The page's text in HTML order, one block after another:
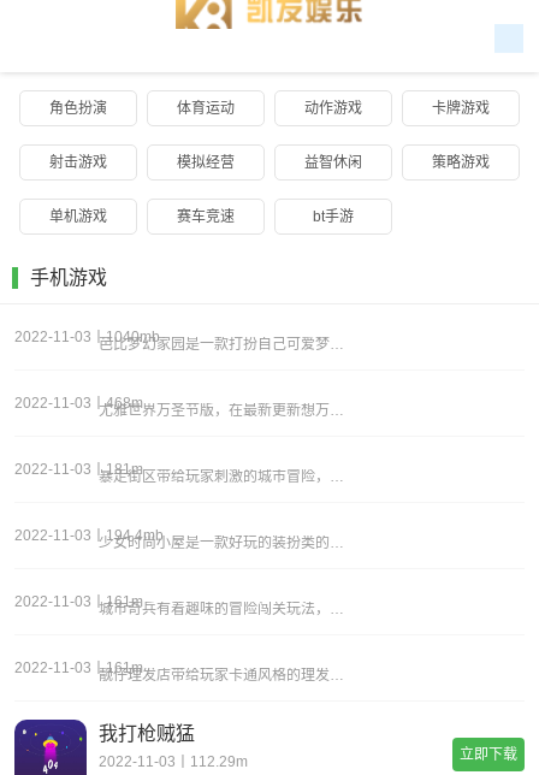
角色扮演 体育运动 动作游戏 卡牌游戏
射击游戏 模拟经营 益智休闲 策略游戏
单机游戏 赛车竞速 bt手游
手机游戏
2022-11-03丨1040mb 芭比梦幻家园是一款打扮自己可爱梦幻小屋的装扮类型的游戏，游戏中玩家们需要装扮自己的小家园，这里的主角是芭比噢，粉嫩的可爱，玩家们可以精心的用各种可爱精致的贴纸，还有爱心气球，五色花瓣来装饰你的小屋，用不同的家具来进行布置，打造一个特别的造型
2022-11-03丨468m 尤雅世界万圣节版，在最新更新想万圣节版本中为玩家带来了超多不同万圣节家具，自由选择来布置不同的房间感受浓浓的节日氛围，同时更有专属的万圣节活动玩家可以收集更多道具来兑换更多的好礼，更多有趣的挑战内容你可以自由加入尝试，来感受更加有趣的万圣节
2022-11-03丨181m 暴走街区带给玩家刺激的城市冒险，玩家可以自由驾驶不同的赛车探索城市的每一个角落，同时可以完成不同的任务，获得奖励，用来解锁更多的道具，包括武装直升机，自由驾驶探索整个城市吧，掌握不同的驾驶技能顺利挑战。喜欢的玩家赶快来逗游下载吧！暴走街区游
2022-11-03丨194.4mb 少女时尚小屋是一款好玩的装扮类的游戏，你能够在这里去体验到很多不同的内容的，你能够在这里去更好的体验其中玩法的，可以自由自在的给里面的女生来化妆的。游戏亮点1、玩家可以先从清洁女生的脸开始，再用面膜敷皮肤呵护，轻松快乐的休闲玩法，随时来这里
2022-11-03丨161m 城市奇兵有着趣味的冒险闯关玩法，在游戏中玩家将要守护自己的城市，大量的敌人将要涌进来，招募不同的小人，建造更加强大的战队，与来袭的敌人们展开激烈的战斗，消灭所有的敌人即可成功通关，还有大量的道具供玩家使用，加入到精彩的城市保卫战中，保护自己
2022-11-03丨161m 靓仔理发店带给玩家卡通风格的理发模拟，理发分为几个步骤，每个步骤都需要玩家正确操作，如果处理得当，就能拥有完美的发型，更有植发、染发等特色服务，不同客户的需求是不同的，但具体的玩法是相同的，每个客人都是一个挑战，看你能不能把头发剪好。在进入
我打枪贼猛
2022-11-03丨112.29m
立即下载